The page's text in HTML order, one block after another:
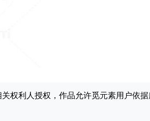
权利人授权，作品允许觅元素用户依